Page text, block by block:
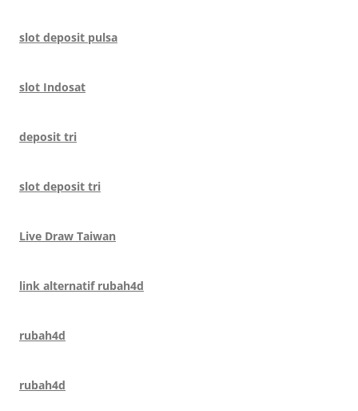
slot deposit pulsa
slot Indosat
deposit tri
slot deposit tri
Live Draw Taiwan
link alternatif rubah4d
rubah4d
rubah4d